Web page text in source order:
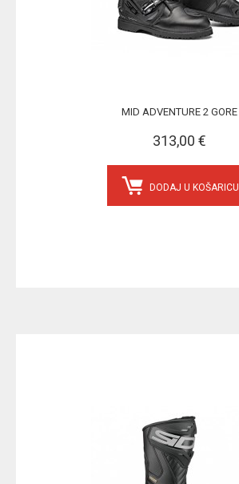
MID ADVENTURE 2 GORE
313,00 €
DODAJ U KOŠARICU